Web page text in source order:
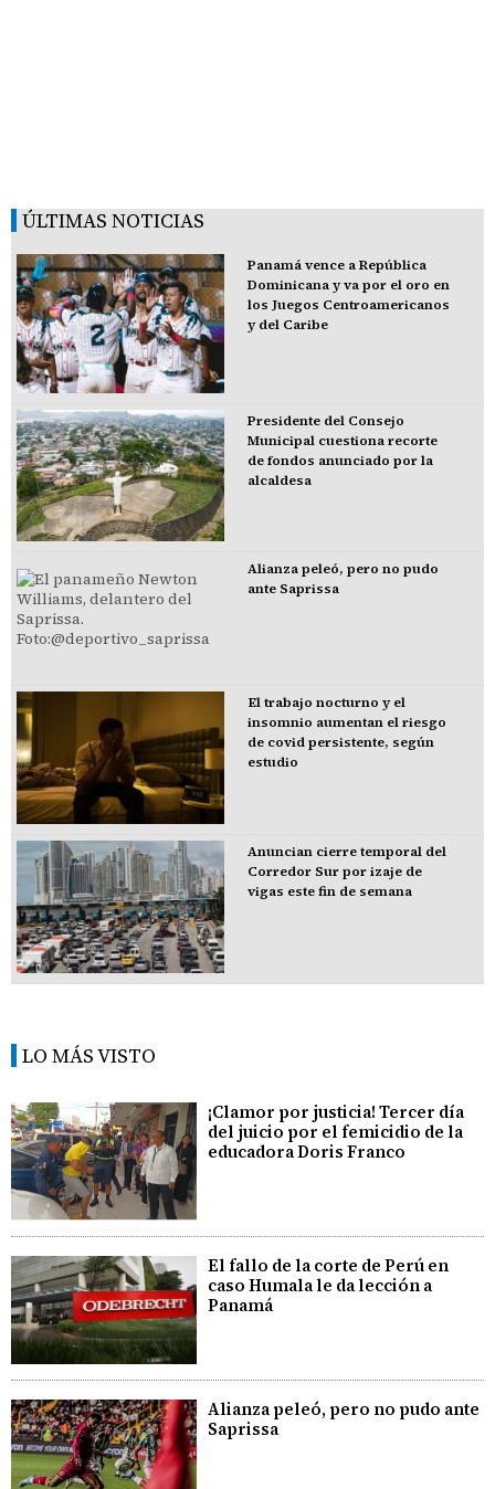
ÚLTIMAS NOTICIAS
Panamá vence a República
Dominicana y va por el oro en
los Juegos Centroamericanos
y del Caribe
Presidente del Consejo
Municipal cuestiona recorte
de fondos anunciado por la
alcaldesa
Alianza peleó, pero no pudo
ante Saprissa
El trabajo nocturno y el
insomnio aumentan el riesgo
de covid persistente, según
estudio
Anuncian cierre temporal del
Corredor Sur por izaje de
vigas este fin de semana
LO MÁS VISTO
¡Clamor por justicia! Tercer día
del juicio por el femicidio de la
educadora Doris Franco
El fallo de la corte de Perú en
caso Humala le da lección a
Panamá
Alianza peleó, pero no pudo ante
Saprissa